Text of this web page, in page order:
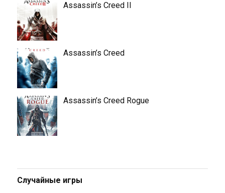
Assassin’s Creed II
Assassin’s Creed
Assassin’s Creed Rogue
Случайные игры